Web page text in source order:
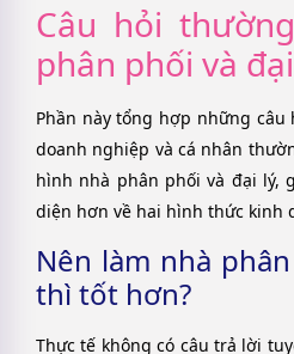
Câu hỏi
phân phối và
Phần này tổng hợp những
doanh nghiệp và cá nhân
hình nhà phân phối và đại lý,
diện hơn về hai hình thức kinh
Nên làm nhà
thì tốt hơn?
Thực tế không có câu trả lời